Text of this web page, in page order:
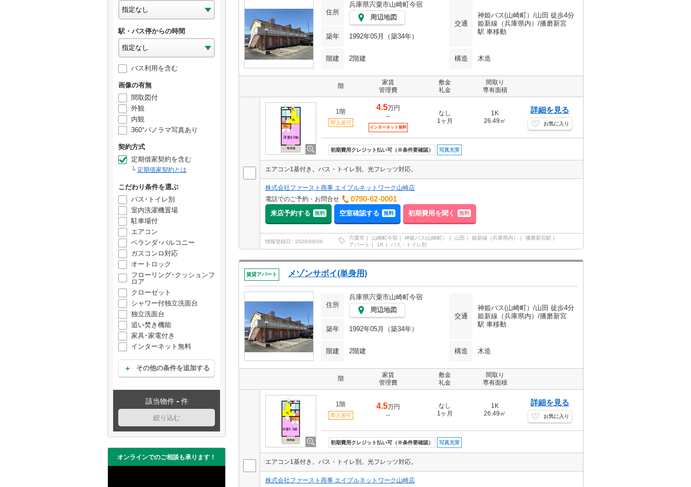
駅・バス停からの時間
バス利用を含む
画像の有無
間取図付
外観
内観
360°パノラマ写真あり
契約方式
定期借家契約を含む
定期借家契約とは
こだわり条件を選ぶ
バス･トイレ別
室内洗濯機置場
駐車場付
エアコン
ベランダ･バルコニー
ガスコンロ対応
オートロック
フローリング･クッションフ
ロア
クローゼット
シャワー付独立洗面台
独立洗面台
追い焚き機能
家具･家電付き
インターネット無料
その他の条件を追加する
該当物件 - 件
絞り込む
オンラインでのご相談も承ります！
住所
兵庫県宍粟市山崎町今宿
周辺地図
交通
神姫バス(山崎町）/山田 徒歩4分
姫新線（兵庫県内）/播磨新宮
駅 車移動
築年 1992年05月（築34年）
階建 2階建 構造 木造
階
家賃
管理費
敷金
礼金
間取り
専有面積
1階
即入居可
4.5万円
--
インターネット無料
なし
1ヶ月
1K
26.49㎡
詳細を見る
お気に入り
初期費用クレジット払い可（※条件要確認） 写真充実
エアコン1基付き。バス・トイレ別。光フレッツ対応。
株式会社ファースト商事 エイブルネットワーク山崎店
電話でのご予約・お問合せ
0790-62-0001
来店予約する 無料 空室確認する 無料 初期費用を聞く 無料
情報登録日 2026/08/06
宍粟市 山崎町今宿 神姫バス(山崎町） 山田 姫新線（兵庫県内）
播磨新宮駅
アパート
1K バス・トイレ別
賃貸アパート メゾンサボイ(単身用)
住所
兵庫県宍粟市山崎町今宿
周辺地図
交通
神姫バス(山崎町）/山田 徒歩4分
姫新線（兵庫県内）/播磨新宮
駅 車移動
築年 1992年05月（築34年）
階建 2階建 構造 木造
階
家賃
管理費
敷金
礼金
間取り
専有面積
1階
即入居可
4.5万円
--
なし
1ヶ月
1K
26.49㎡
詳細を見る
お気に入り
初期費用クレジット払い可（※条件要確認） 写真充実
エアコン1基付き。バス・トイレ別。光フレッツ対応。
株式会社ファースト商事 エイブルネットワーク山崎店